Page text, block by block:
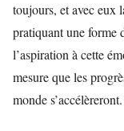
toujours, et avec eux
pratiquant une forme
l’aspiration à cette
mesure que les
monde